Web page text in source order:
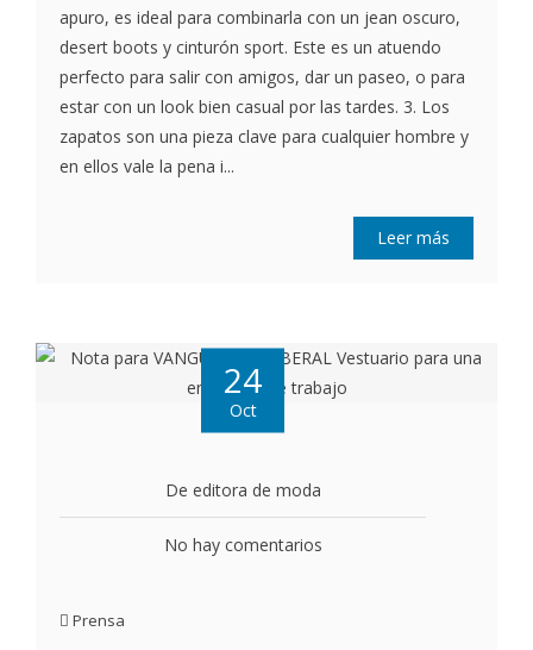
apuro, es ideal para combinarla con un jean oscuro,
desert boots y cinturón sport. Este es un atuendo
perfecto para salir con amigos, dar un paseo, o para
estar con un look bien casual por las tardes. 3. Los
zapatos son una pieza clave para cualquier hombre y
en ellos vale la pena i...
Leer más
24
Oct
De editora de moda
No hay comentarios
Prensa